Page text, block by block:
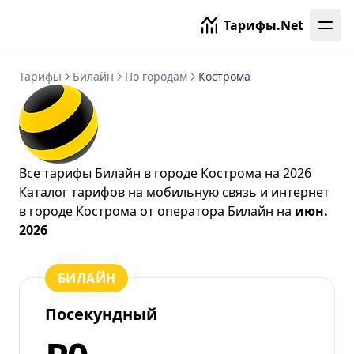
Тарифы.Net
Тарифы Билайн По городам Кострома
Все тарифы Билайн в городе Кострома на 2026
Каталог тарифов на мобильную связь и интернет
в городе Кострома отоператора Билайн на июн.
2026
БИЛАЙН
Посекундный